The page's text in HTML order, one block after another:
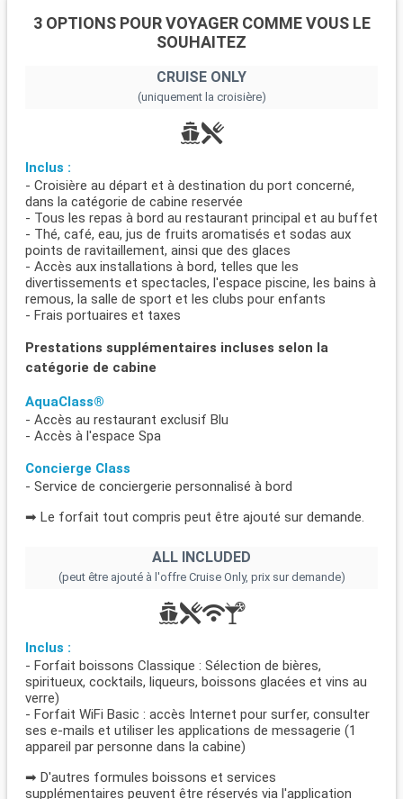
3 OPTIONS POUR VOYAGER COMME VOUS LE
SOUHAITEZ
CRUISE ONLY
(uniquement la croisière)
Inclus :
- Croisière au départ et à destination du port concerné,
dans la catégorie de cabine reservée
- Tous les repas à bord au restaurant principal et au buffet
- Thé, café, eau, jus de fruits aromatisés et sodas aux
points de ravitaillement, ainsi que des glaces
- Accès aux installations à bord, telles que les
divertissements et spectacles, l'espace piscine, les bains à
remous, la salle de sport et les clubs pour enfants
- Frais portuaires et taxes
Prestations supplémentaires incluses selon la
catégorie de cabine
AquaClass®
- Accès au restaurant exclusif Blu
- Accès à l'espace Spa
Concierge Class
- Service de conciergerie personnalisé à bord
➡ Le forfait tout compris peut être ajouté sur demande.
ALL INCLUDED
(peut être ajouté à l'offre Cruise Only, prix sur demande)
Inclus :
- Forfait boissons Classique : Sélection de bières,
spiritueux, cocktails, liqueurs, boissons glacées et vins au
verre)
- Forfait WiFi Basic : accès Internet pour surfer, consulter
ses e-mails et utiliser les applications de messagerie (1
appareil par personne dans la cabine)
➡ D'autres formules boissons et services
supplémentaires peuvent être réservés via l'application